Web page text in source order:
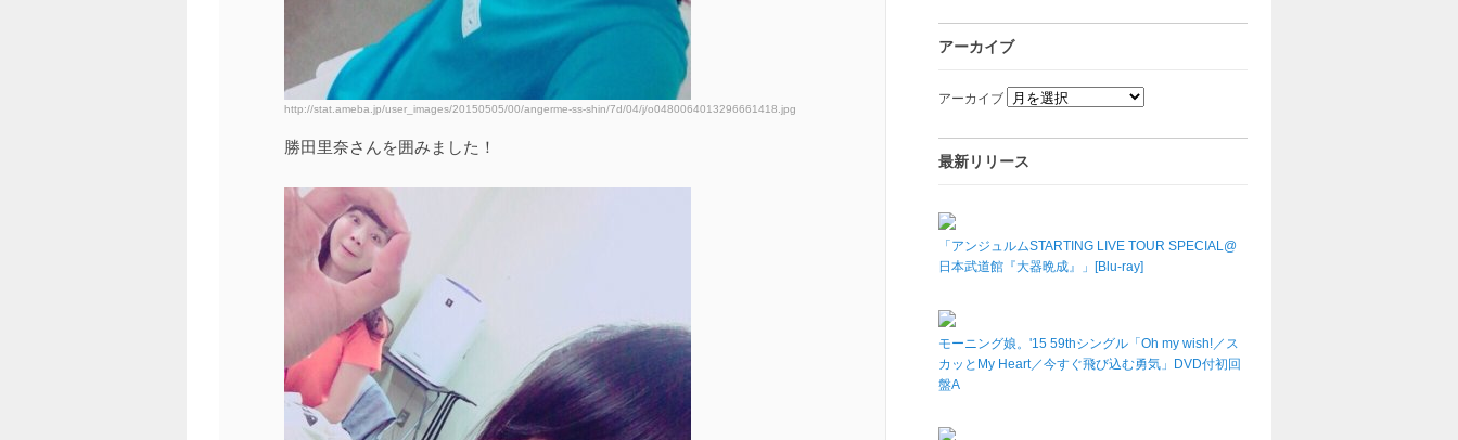
http://stat.ameba.jp/user_images/20150505/00/angerme-ss-shin/7d/04/j/o0480064013296661418.jpg
勝田里奈さんを囲みました！
アーカイブ
アーカイブ
最新リリース
「アンジュルムSTARTING LIVE TOUR SPECIAL@
日本武道館『大器晩成』」[Blu-ray]
モーニング娘。'15 59thシングル「Oh my wish!／ス
カッとMy Heart／今すぐ飛び込む勇気」DVD付初回
盤A